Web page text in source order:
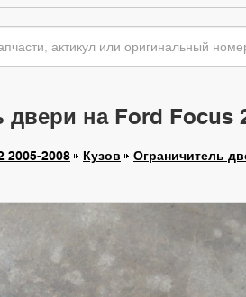
двери на Ford Focus
2005-2008 Кузов Ограничитель